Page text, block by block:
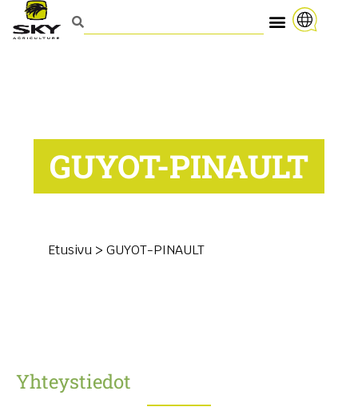
GUYOT-PINAULT
Etusivu > GUYOT-PINAULT
Yhteystiedot